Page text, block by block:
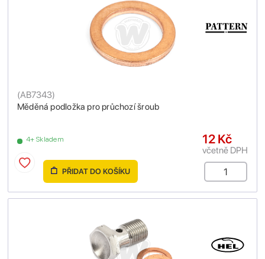
Měděná podložka pro průchozí šroub
(AB7343)
4+ Skladem 12 Kč
včetně DPH
PŘIDAT DO KOŠÍKU